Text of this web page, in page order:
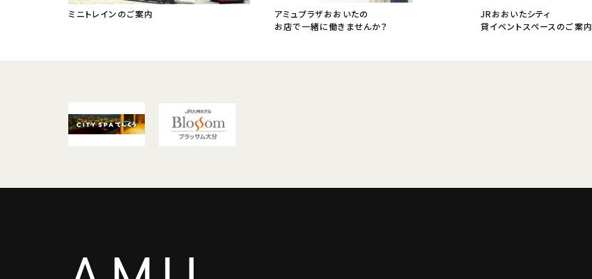
ミニトレインのご案内
アミュプラザおおいたの
お店で一緒に働きませんか？
JRおおいたシティ
貸イベントスペースのご案内